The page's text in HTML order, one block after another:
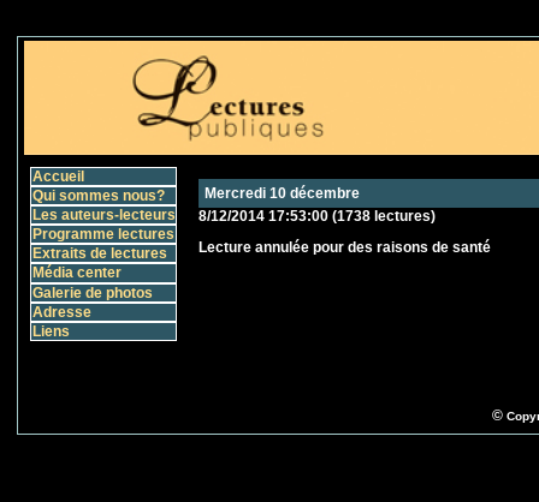
Accueil
Qui sommes nous?
Les auteurs-lecteurs
Programme lectures
Extraits de lectures
Média center
Galerie de photos
Adresse
Liens
Mercredi 10 décembre
8/12/2014 17:53:00 (1738 lectures)
Lecture annulée pour des raisons de santé
©